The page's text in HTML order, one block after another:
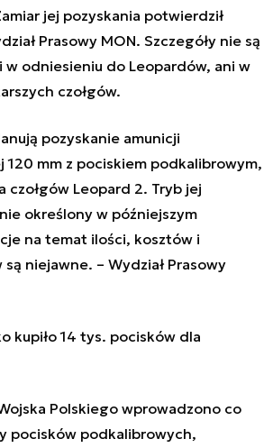
jej pozyskania potwierdził
Prasowy MON. Szczegóły nie są
w odniesieniu do Leopardów, ani w
czołgów.
pozyskanie amunicji
120 mm z pociskiem podkalibrowym,
czołgów Leopard 2. Tryb jej
określony w późniejszym
na temat ilości, kosztów i
niejawne. – Wydział Prasowy
kupiło 14 tys. pocisków dla
Polskiego wprowadzono co
pocisków podkalibrowych,